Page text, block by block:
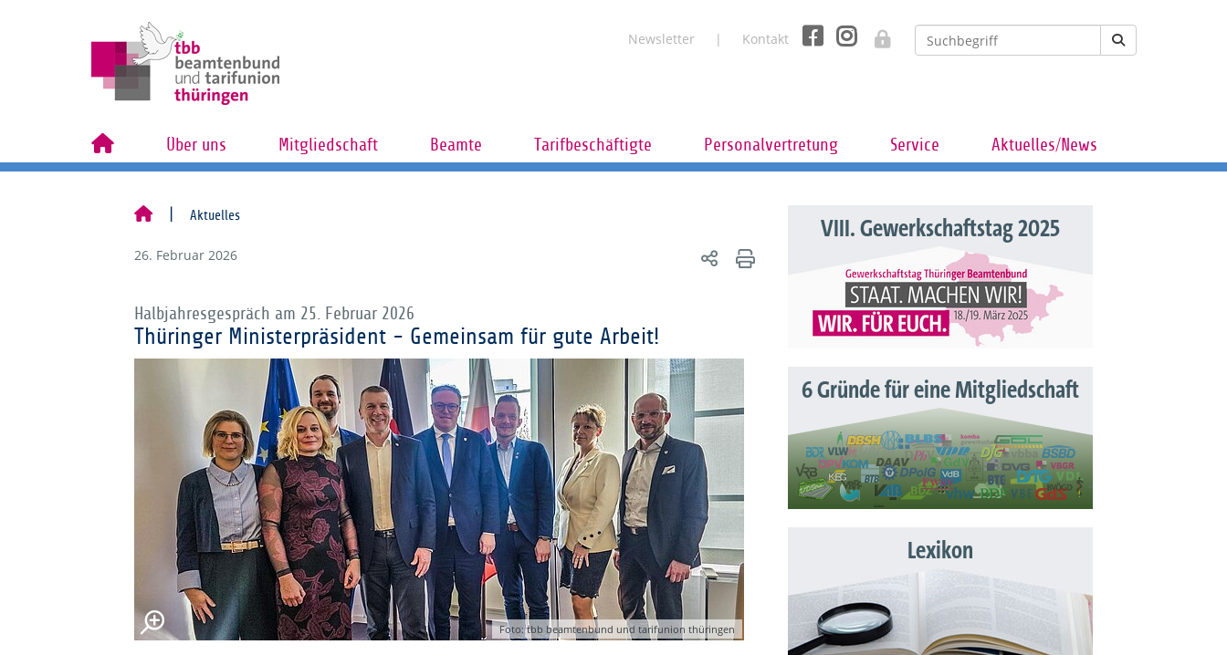
Newsletter Kontakt
Über uns Mitgliedschaft Beamte Tarifbeschäftigte Personalvertretung Service Aktuelles/News
Aktuelles
26. Februar 2026
Halbjahresgespräch am 25. Februar 2026
Thüringer Ministerpräsident - Gemeinsam für gute Arbeit!
Foto: tbb beamtenbund und tarifunion thüringen
VIII. Gewerkschaftstag 2025
6 Gründe für eine Mitgliedschaft
Lexikon